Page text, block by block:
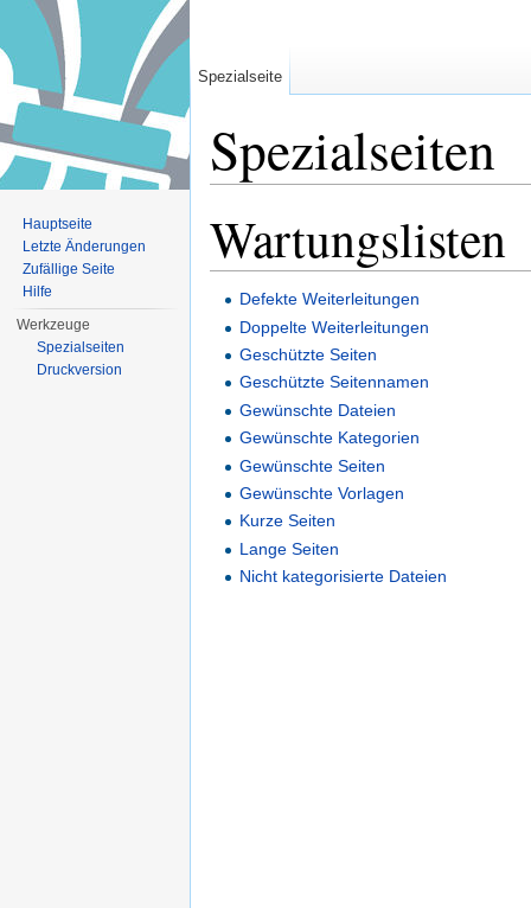
Spezialseiten
Wartungslisten
Defekte Weiterleitungen
Doppelte Weiterleitungen
Geschützte Seiten
Geschützte Seitennamen
Gewünschte Dateien
Gewünschte Kategorien
Gewünschte Seiten
Gewünschte Vorlagen
Kurze Seiten
Lange Seiten
Nicht kategorisierte Dateien
Spezialseite
Hauptseite
Letzte Änderungen
Zufällige Seite
Hilfe
Werkzeuge
Spezialseiten
Druckversion